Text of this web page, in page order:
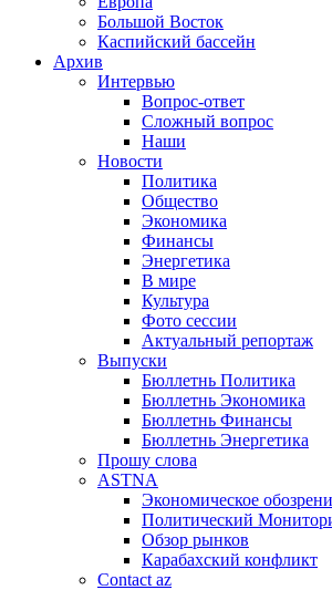
Большой Восток
Каспийский бассейн
Архив
Интервью
Вопрос-ответ
Сложный вопрос
Наши
Новости
Политика
Общество
Экономика
Финансы
Энергетика
В мире
Культура
Фото сессии
Актуальный репортаж
Выпуски
Бюллетнь Политика
Бюллетнь Экономика
Бюллетнь Финансы
Бюллетнь Энергетика
Прошу слова
ASTNA
Экономическое
Политический
Обзор рынков
Карабахский конфликт
Contact az